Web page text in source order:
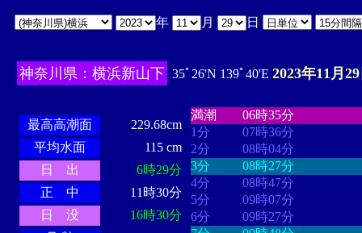
年 月 日
神奈川県：横浜新山下 35ﾟ26'N 139ﾟ40'E 2023年11月
最高高潮面
229.68cm
平均水面
115 cm
日 出
6時29分
正 中
11時30分
日 没
16時30分
満潮
06時35分
1分
07時36分
2分
08時04分
3分
08時27分
4分
08時47分
5分
09時07分
6分
09時27分